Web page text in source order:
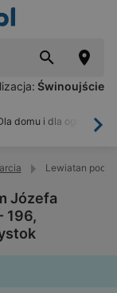
Świnoujście
domu i dla ogrodu
Lewiatan pod
Józefa
196,